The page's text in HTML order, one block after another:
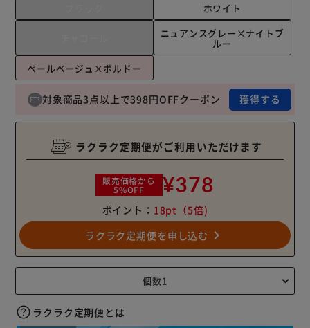
ホワイト
ニュアンスグレー×ナイトブ
ルー
ペールベージュ×ボルドー
対象商品3点以上で398円OFFクーポン 獲得する
ラクラク定期便がご利用いただけます
販売価格から
5%OFF ¥378
ポイント： 18pt （5倍)
ラクラク定期便を申し込む navigate_next
ラクラク定期便とは